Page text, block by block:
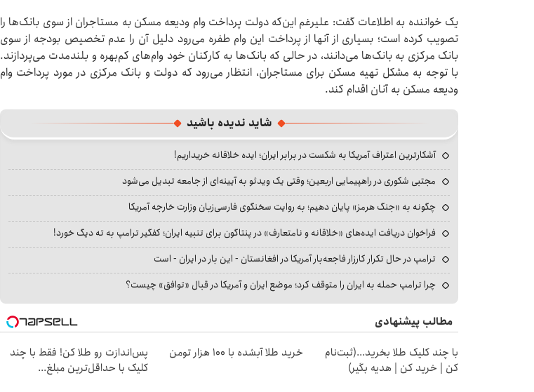
یک خواننده به اطلاعات گفت: علیرغم این‌که دولت پرداخت وام ودیعه مسکن به مستاجران از سوی بانک‌ها را
تصویب کرده است؛ بسیاری از آنها از پرداخت این وام طفره می‌رود دلیل آن را عدم تخصیص بودجه از سوی
بانک مرکزی به بانک‌ها می‌دانند، در حالی که بانک‌ها به کارکنان خود وام‌های کم‌بهره و بلندمدت می‌پردازند.
با توجه به مشکل تهیه مسکن برای مستاجران، انتظار می‌رود که دولت و بانک مرکزی در مورد پرداخت وام
ودیعه مسکن به آنان اقدام کند.
شاید ندیده باشید
آشکارترین اعتراف آمریکا به شکست در برابر ایران؛ ایده خلاقانه خریداریم!
مجتبی شکوری در راهپیمایی اربعین؛ وقتی یک ویدئو به آیینه‌ای از جامعه تبدیل می‌شود
چگونه به «جنگ هرمز» پایان دهیم؛ به روایت سخنگوی فارسی‌زبان وزارت خارجه آمریکا
فراخوان دریافت ایده‌های «خلاقانه و نامتعارف» در پنتاگون برای تنبیه ایران؛ کفگیر ترامپ به ته دیگ خورد!
ترامپ در حال تکرار کارزار فاجعه‌بار آمریکا در افغانستان - این بار در ایران - است
چرا ترامپ حمله به ایران را متوقف کرد؛ موضع ایران و آمریکا در قبال «توافق» چیست؟
مطالب پیشنهادی
با چند کلیک طلا بخرید...(ثبت‌نام
کن | خرید کن | هدیه بگیر)
خرید طلا آبشده با 100 هزار تومن
پس‌اندازت رو طلا کن! فقط با چند
کلیک با حداقل‌ترین مبلغ...